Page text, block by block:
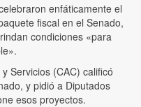
enfáticamente el
fiscal en el Senado,
condiciones «para
Servicios (CAC) calificó
y pidió a Diputados
esos proyectos.